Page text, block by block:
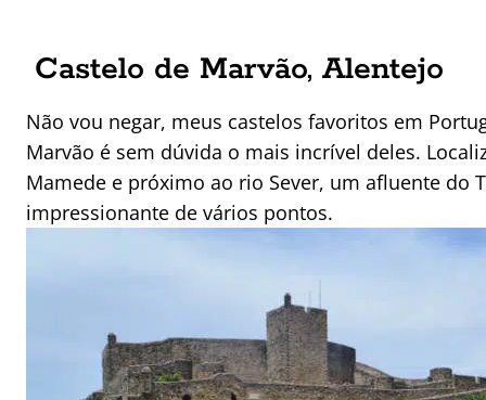
Castelo de Marvão, Alentejo
Não vou negar, meus castelos favoritos em
Marvão é sem dúvida o mais incrível deles.
Mamede e próximo ao rio Sever, um afluente do
impressionante de vários pontos.